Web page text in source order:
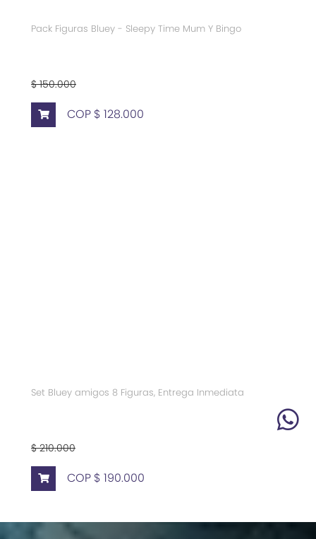
Pack Figuras Bluey - Sleepy Time Mum Y Bingo
$ 150.000
COP $ 128.000
Set Bluey amigos 8 Figuras, Entrega Inmediata
$ 210.000
COP $ 190.000